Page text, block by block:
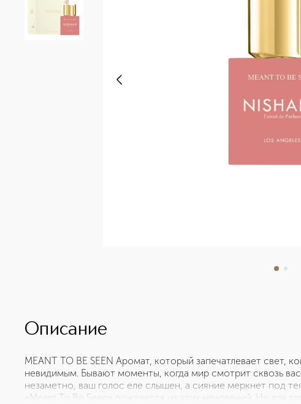
Описание
MEANT TO BE SEEN Аромат, который запечатлевает свет,
невидимым. Бывают моменты, когда мир смотрит сквозь
незаметно, ваш голос еле слышен, а сияние меркнет под
«Meant To Be Seen» рождается из этих мгновений. Не для